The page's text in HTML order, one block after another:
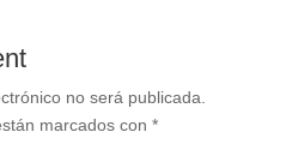
no será publicada.
marcados con *